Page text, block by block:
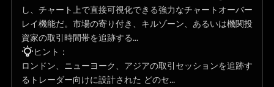
し、チャート上で直接可視化できる強力なチャートオーバー
レイ機能だ。市場の寄り付き、キルゾーン、あるいは機関投
資家の取引時間帯を追跡する...
ヒント：
ロンドン、ニューヨーク、アジアの取引セッションを追跡す
るトレーダー向けに設計された どのセ...